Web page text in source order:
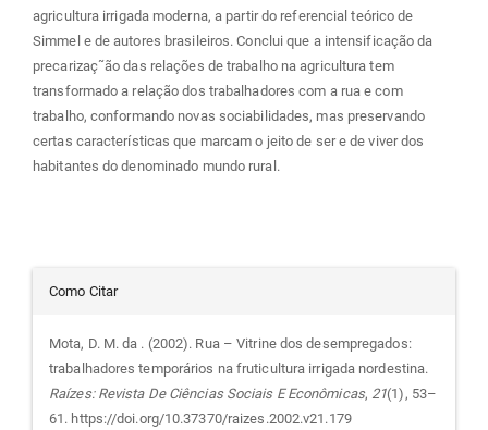
agricultura irrigada moderna, a partir do referencial teórico de
Simmel e de autores brasileiros. Conclui que a intensificação da
precarizaç˜ão das relações de trabalho na agricultura tem
transformado a relação dos trabalhadores com a rua e com
trabalho, conformando novas sociabilidades, mas preservando
certas características que marcam o jeito de ser e de viver dos
habitantes do denominado mundo rural.
Detalhes
do
artigo
Como Citar
Mota, D. M. da . (2002). Rua – Vitrine dos desempregados:
trabalhadores temporários na fruticultura irrigada nordestina.
Raízes: Revista De Ciências Sociais E Econômicas, 21(1), 53–
61. https://doi.org/10.37370/raizes.2002.v21.179